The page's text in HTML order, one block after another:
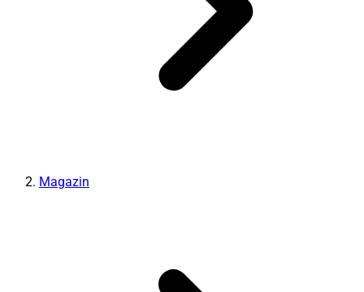
Magazin